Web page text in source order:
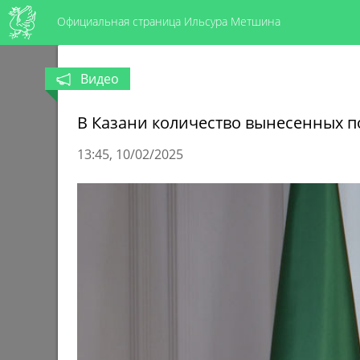
Официальная страница Ильсура Метшина
Видео
В Казани количество вынесенных
13:45 10/02/2025